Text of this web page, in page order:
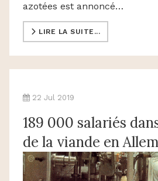
azotées est annoncé…
LIRE LA SUITE...
22 Jul 2019
189 000 salariés
de la viande en